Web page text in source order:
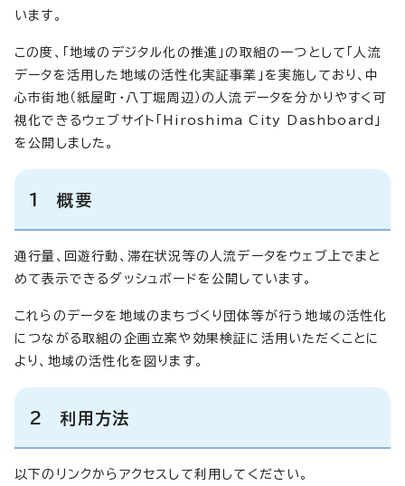
います。
この度、「地域のデジタル化の推進」の取組の一つとして「人流
データを活用した地域の活性化実証事業」を実施しており、中
心市街地（紙屋町・八丁堀周辺）の人流データを分かりやすく可
視化できるウェブサイト「Hiroshima City Dashboard」
を公開しました。
1 概要
通行量、回遊行動、滞在状況等の人流データをウェブ上でまと
めて表示できるダッシュボードを公開しています。
これらのデータを地域のまちづくり団体等が行う地域の活性化
につながる取組の企画立案や効果検証に活用いただくことに
より、地域の活性化を図ります。
2 利用方法
以下のリンクからアクセスして利用してください。